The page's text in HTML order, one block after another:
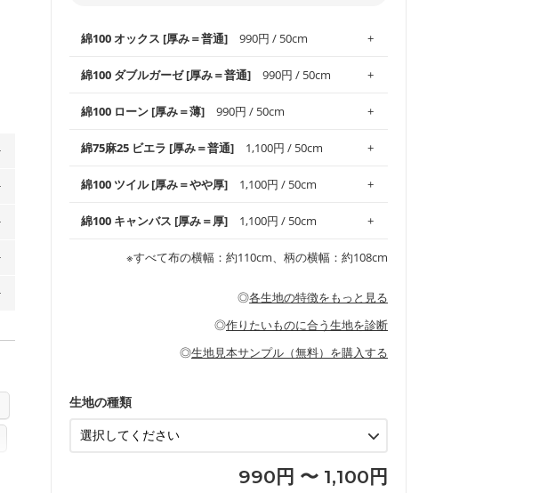
綿100 オックス [厚み＝普通] 990円 / 50cm
使いやすさNo.1！しなやかさと適度な張りを併せ持ち、
通気性の高さがオックス生地の特徴です。当サイトのオ
縫いやすいため、布小物全般にお使いいただけます。
※レッスンバッグ、上履き袋などの通園通学グッズには
などの布小物
・布団カバーなどの寝具、カーテン
・スカート、甚平などの子ども服
綿100 ダブルガーゼ [厚み＝普通] 990円 / 50cm
柔らかくふんわりとした肌触りが特徴です。ベビー用品
やハンカチなど直接肌に触れるアイテムに最適です。高
シーズンで活躍してくれます。
・スタイ、おくるみなどのベビーグッズ
・ブラウス、チュニック、ワンピースなどの洋服
綿100 ローン [厚み＝薄] 990円 / 50cm
上質で薄手の平織りの生地です。軽やかさとなめらかな
手触りの良さが魅力。透け感があるので、涼しげなトッ
・ブラウス、シャツ、チュニックなどのトップス
綿75麻25 ビエラ [厚み＝普通] 1,100円 / 50cm
コットン75％リネン25％の当店のビエラ生地は、オック
ス生地よりもふんわりとした柔らかい質感と適度な落ち
綿100 ツイル [厚み＝やや厚] 1,100円 / 50cm
綾織りの生地です。しっかりとした張りと厚みがありな
がらも柔らかいのが特徴です。生地の厚みは中厚手で
・レッスンバッグ、上履き袋などの通園通学グッズ
・カーテン、エプロン、テーブルクロスなどの暮らしの
・パンツ、タックスカートなどのボトムス
もっと詳しく見る
綿100 キャンバス [厚み＝厚] 1,100円 / 50cm
夫で高い耐久性があります。トートバッグ・ポーチ・ペ
ンケースなどの布小物、インテリア用品に向いていま
・インテリア用品
※すべて布の横幅：約110cm、柄の横幅：約108cm
◎各生地の特徴をもっと見る
◎作りたいものに合う生地を診断
◎生地見本サンプル（無料）を購入する
生地の種類
990円 〜 1,100円